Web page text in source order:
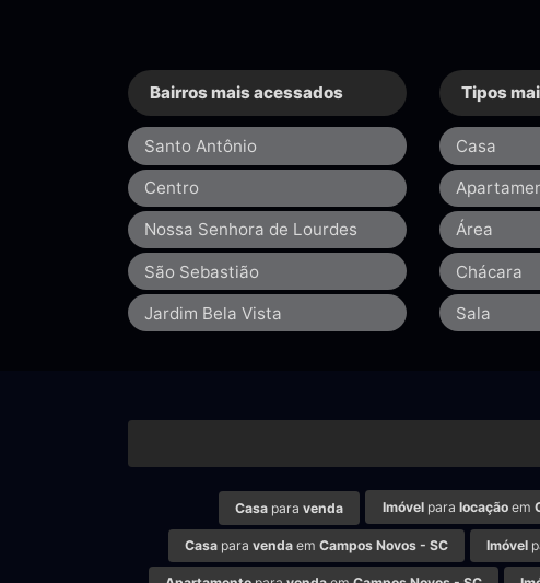
Bairros mais acessados
Santo Antônio
Centro
Nossa Senhora de Lourdes
São Sebastião
Jardim Bela Vista
Tipos
Casa
Área
Chácara
Sala
Casa paravenda Imóvelpara locaçãoem
Casapara vendaem Campos Novos - SC Imóvel